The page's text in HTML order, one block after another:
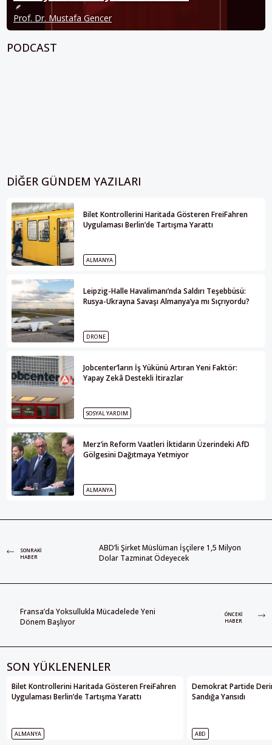
Prof. Dr. Mustafa Gencer
PODCAST
DIĞER GÜNDEM YAZILARI
Bilet Kontrollerini Haritada Gösteren FreiFahren
Uygulaması Berlin’de Tartışma Yarattı
ALMANYA
Leipzig-Halle Havalimanı’nda Saldırı Teşebbüsü:
Rusya-Ukrayna Savaşı Almanya’ya mı Sıçrıyordu?
DRONE
Jobcenter’ların İş Yükünü Artıran Yeni Faktör:
Yapay Zekâ Destekli İtirazlar
SOSYAL YARDIM
Merz’in Reform Vaatleri İktidarın Üzerindeki AfD
Gölgesini Dağıtmaya Yetmiyor
ALMANYA
SONRAKI
HABER
ABD’li Şirket Müslüman İşçilere 1,5 Milyon
Dolar Tazminat Ödeyecek
Fransa’da Yoksullukla Mücadelede Yeni
Dönem Başlıyor
ÖNCEKI
HABER
SON YÜKLENENLER
Bilet Kontrollerini Haritada Gösteren FreiFahren
Uygulaması Berlin’de Tartışma Yarattı
ALMANYA
Demokrat Partide
Sandığa Yansıdı
ABD